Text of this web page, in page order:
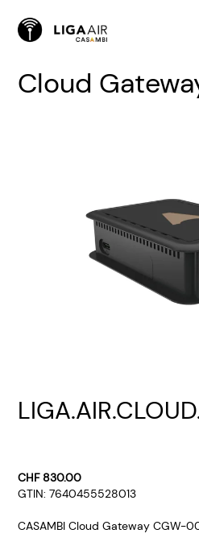
Cloud
CHF 830.00
GTIN: 7640455528013
CASAMBI Cloud Gateway CGW-